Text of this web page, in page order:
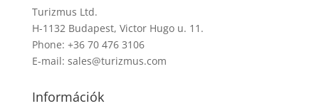
Turizmus Ltd.
H-1132 Budapest, Victor Hugo u. 11.
Phone: +36 70 476 3106
E-mail: sales@turizmus.com
Információk